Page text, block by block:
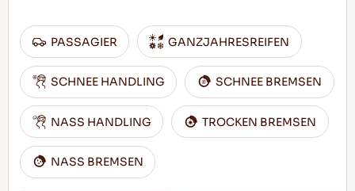
PASSAGIER GANZJAHRESREIFEN
SCHNEE HANDLING SCHNEE BREMSEN
NASS HANDLING TROCKEN BREMSEN
NASS BREMSEN